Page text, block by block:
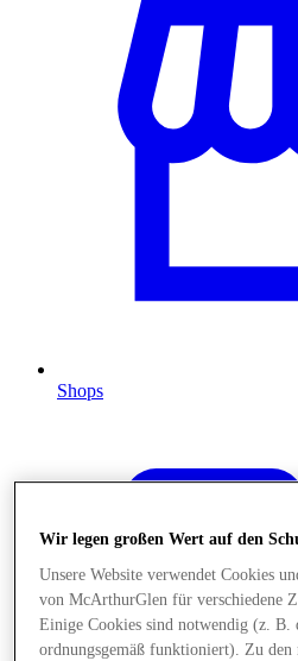
Shops
Wir legen großen Wert auf den
Unsere Website verwendet Cookies
von McArthurGlen für verschiedene
Einige Cookies sind notwendig (z. B.
ordnungsgemäß funktioniert). Zu den